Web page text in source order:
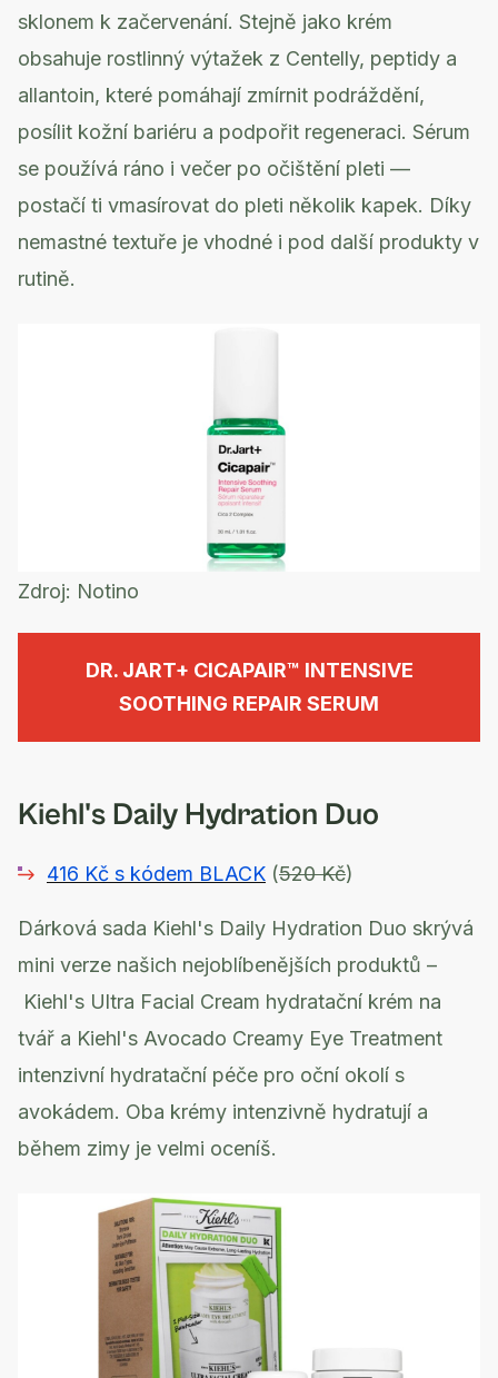
sklonem k začervenání. Stejně jako krém
obsahuje rostlinný výtažek z Centelly, peptidy a
allantoin, které pomáhají zmírnit podráždění,
posílit kožní bariéru a podpořit regeneraci. Sérum
se používá ráno i večer po očištění pleti —
postačí ti vmasírovat do pleti několik kapek. Díky
nemastné textuře je vhodné i pod další produkty v
rutině.
Zdroj: Notino
DR. JART+ CICAPAIR™ INTENSIVE
SOOTHING REPAIR SERUM
Kiehl's Daily Hydration Duo
416 Kč s kódem BLACK (520 Kč)
Dárková sada Kiehl's Daily Hydration Duo skrývá
mini verze našich nejoblíbenějších produktů –
Kiehl's Ultra Facial Cream hydratační krém na
tvář a Kiehl's Avocado Creamy Eye Treatment
intenzivní hydratační péče pro oční okolí s
avokádem. Oba krémy intenzivně hydratují a
během zimy je velmi oceníš.